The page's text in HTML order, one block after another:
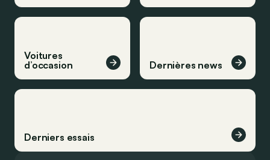
Voitures
d’occasion
Dernières news
Derniers essais